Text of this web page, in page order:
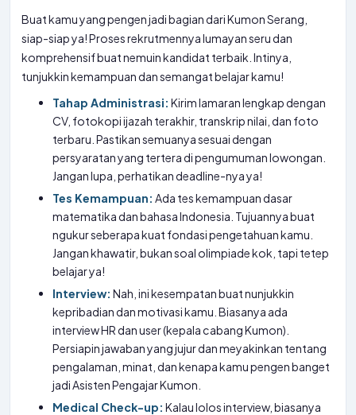
Buat kamu yang pengen jadi bagian dari Kumon Serang,
siap-siap ya! Proses rekrutmennya lumayan seru dan
komprehensif buat nemuin kandidat terbaik. Intinya,
tunjukkin kemampuan dan semangat belajar kamu!
Tahap Administrasi: Kirim lamaran lengkap dengan
CV, fotokopi ijazah terakhir, transkrip nilai, dan foto
terbaru. Pastikan semuanya sesuai dengan
persyaratan yang tertera di pengumuman lowongan.
Jangan lupa, perhatikan deadline-nya ya!
Tes Kemampuan: Ada tes kemampuan dasar
matematika dan bahasa Indonesia. Tujuannya buat
ngukur seberapa kuat fondasi pengetahuan kamu.
Jangan khawatir, bukan soal olimpiade kok, tapi tetep
belajar ya!
Interview: Nah, ini kesempatan buat nunjukkin
kepribadian dan motivasi kamu. Biasanya ada
interview HR dan user (kepala cabang Kumon).
Persiapin jawaban yang jujur dan meyakinkan tentang
pengalaman, minat, dan kenapa kamu pengen banget
jadi Asisten Pengajar Kumon.
Medical Check-up: Kalau lolos interview, biasanya